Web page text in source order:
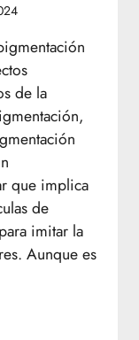
de la
que implica
de
imitar la
Aunque es